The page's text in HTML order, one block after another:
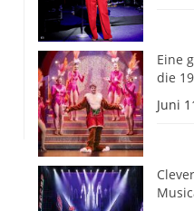
Eine
die
Juni